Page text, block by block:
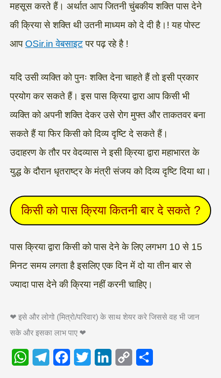
महसूस करते हैं। अर्थात आप जितनी चुंबकीय शक्ति पास देने
की क्रिया से शक्ति थी उतनी माध्यम को दे दी है।! यह पोस्ट
आप OSir.in वेबसाइटपर पढ़ रहे है !
यदि उसी व्यक्ति को पुनः शक्ति देना चाहते हैं तो इसी प्रकार
प्रयोग कर सकते हैं। इस पास क्रिया द्वारा आप किसी भी
व्यक्ति को अपनी शक्ति देकर उसे रोग मुफ्त और ताकतवर बना
सकते हैं या फिर किसी को दिव्य दृष्टि दे सकते हैं।
उदाहरण के तौर पर वेदव्यास ने इसी क्रिया द्वारा महाभारत के
युद्ध के दौरान धृतराष्ट्र के मंत्री संजय को दिव्य दृष्टि दिया था।
किसी को पास क्रिया कितनी बार दे सकते ?
पास क्रिया द्वारा किसी को पास देने के लिए लगभग 10 से 15
मिनट समय लगता है इसलिए एक दिन में दो या तीन बार से
ज्यादा पास देने की क्रिया नहीं करनी चाहिए।
❤ इसे और लोगो (मित्रो/परिवार) के साथ शेयर करे जिससे वह भी जान
सके और इसका लाभ पाए ❤
W